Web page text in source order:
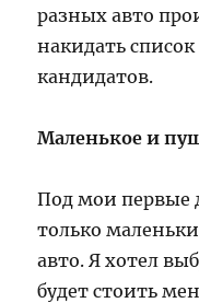
разных авто
накидать
кандидатов.
Маленькое и
Под мои первые
только
авто. Я хотел
будет стоить